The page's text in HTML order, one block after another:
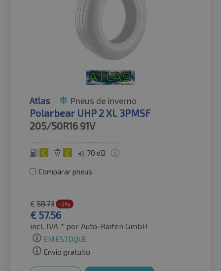
Atlas Pneus de inverno
Polarbear UHP 2 XL 3PMSF
205/50R16 91V
C C 70 dB
Comparar pneus
€ 58.73 -2%
€ 57.56
incl. IVA * por Auto-Raifen GmbH
EM ESTOQUE
Envio gratuito